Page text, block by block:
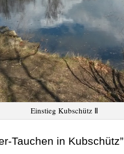
Einstieg Kubschütz Ⅱ
Tauchen in Kubschütz”